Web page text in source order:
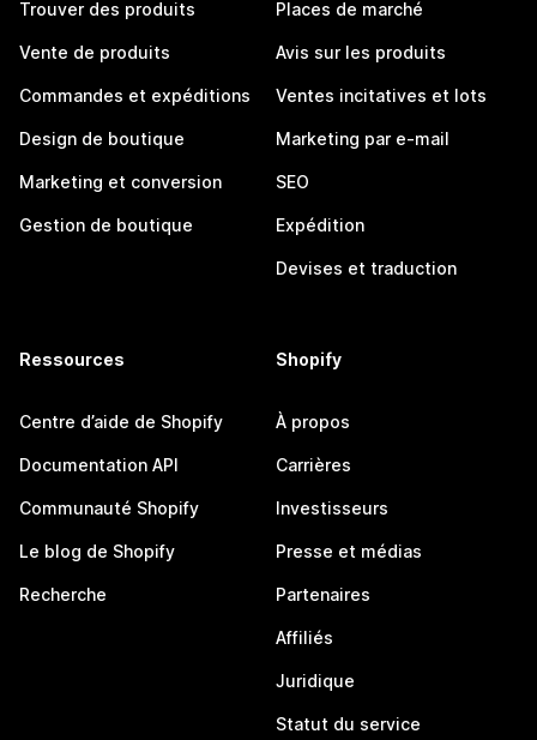
Trouver des produits
Vente de produits
Commandes et expéditions
Design de boutique
Marketing et conversion
Gestion de boutique
Places de marché
Avis sur les produits
Ventes incitatives et lots
Marketing par e-mail
SEO
Expédition
Devises et traduction
Ressources
Centre d’aide de Shopify
Documentation API
Communauté Shopify
Le blog de Shopify
Recherche
Shopify
À propos
Carrières
Investisseurs
Presse et médias
Partenaires
Affiliés
Juridique
Statut du service